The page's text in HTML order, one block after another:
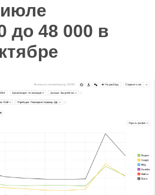
июле
до 48 000 в